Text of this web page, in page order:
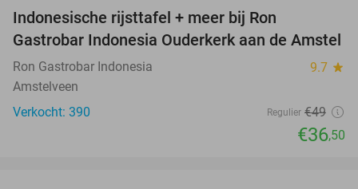
Indonesische rijsttafel + meer bij Ron
Gastrobar Indonesia Ouderkerk aan de Amstel
Ron Gastrobar Indonesia 9.7 star
Amstelveen
Verkocht: 390
Regulier €49
€36,50